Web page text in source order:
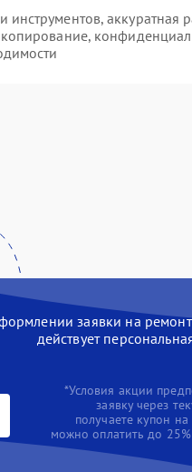
аккуратная
заявки на ремонт
действует
*Условия акции
заявку через
получаете купон
можно оплатить до